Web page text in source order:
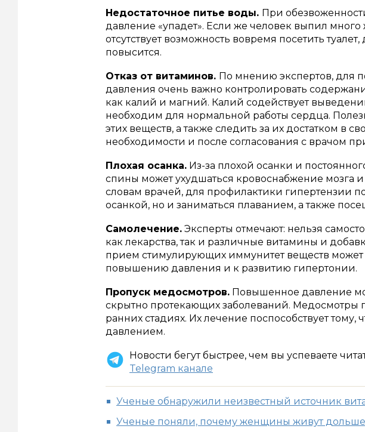
Недостаточное питье воды. При
давление «упадет». Если же человек выпил много
отсутствует возможность вовремя посетить
повысится.
Отказ от витаминов. По мнению экспертов, для
давления очень важно контролировать
как калий и магний. Калий содействует
необходим для нормальной работы сердца.
этих веществ, а также следить за их достатком в
необходимости и после согласования с врачом
Плохая осанка. Из-за плохой осанки и
спины может ухудшаться кровоснабжение мозга
словам врачей, для профилактики гипертензии
осанкой, но и заниматься плаванием, а также
Самолечение. Эксперты отмечают: нельзя
как лекарства, так и различные витамины и
прием стимулирующих иммунитет веществ может
повышению давления и к развитию гипертонии.
Пропуск медосмотров. Повышенное давление
скрытно протекающих заболеваний. Медосмотры
ранних стадиях. Их лечение поспособствует тому,
давлением.
Новости бегут быстрее, чем вы успеваете
Telegram канале
Ученые обнаружили неизвестный источник
Ученые поняли, почему женщины живут